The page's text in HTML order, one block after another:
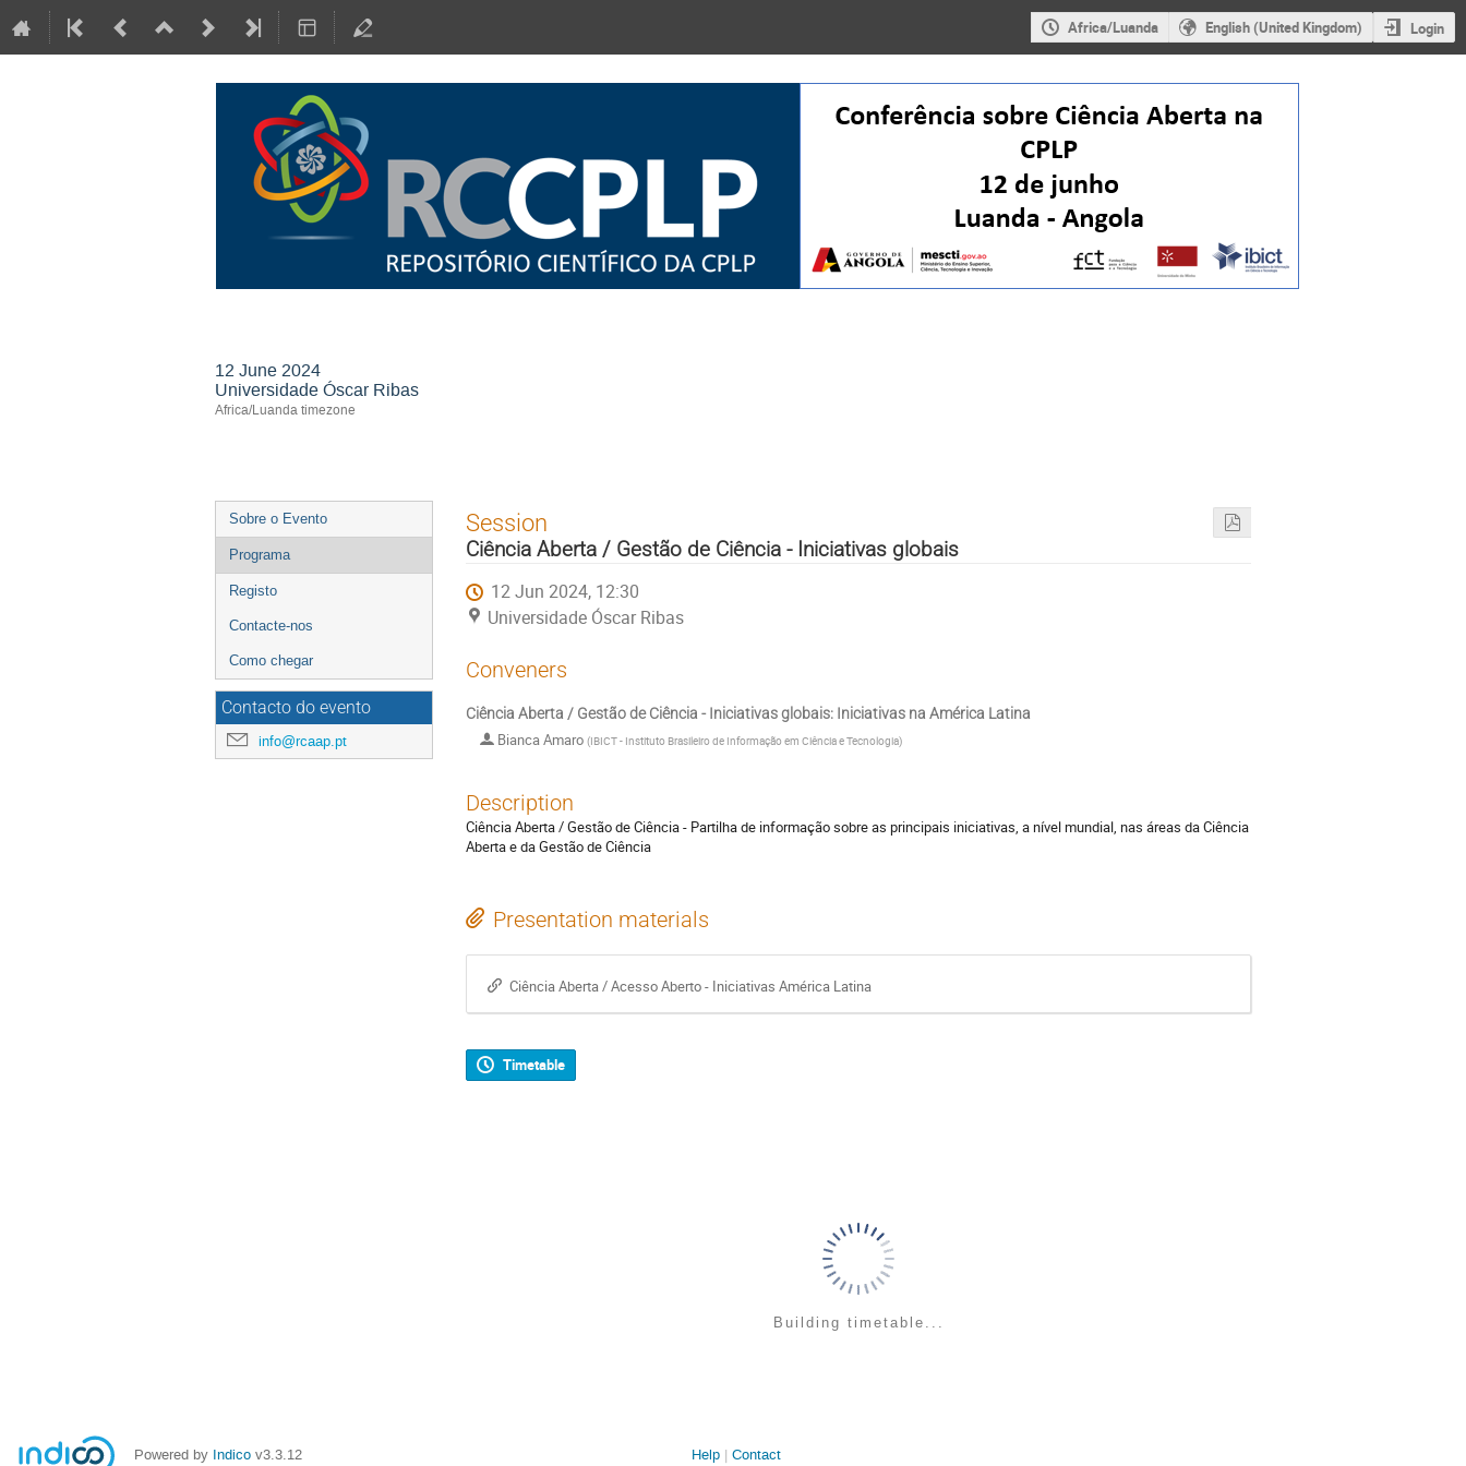
Africa/Luanda English (United Kingdom) Login
12 June 2024
Universidade Óscar Ribas
Africa/Luanda timezone
Event
menu
Sobre o Evento
Programa
Registo
Contacte-nos
Como chegar
Contacto do evento
info@rcaap.pt
Session
Ciência Aberta / Gestão de Ciência - Iniciativas globais
12 Jun 2024, 12:30
Universidade Óscar Ribas
Conveners
Ciência Aberta / Gestão de Ciência - Iniciativas globais: Iniciativas na América Latina
Bianca Amaro (IBICT - Instituto Brasileiro de Informação em Ciência e Tecnologia)
Description
Ciência Aberta / Gestão de Ciência - Partilha de informação sobre as principais iniciativas, a nível mundial, nas áreas da Ciência
Aberta e da Gestão de Ciência
Presentation materials
Ciência Aberta / Acesso Aberto - Iniciativas América Latina
Timetable
Building timetable...
Powered by Indico v3.3.12 Help Contact